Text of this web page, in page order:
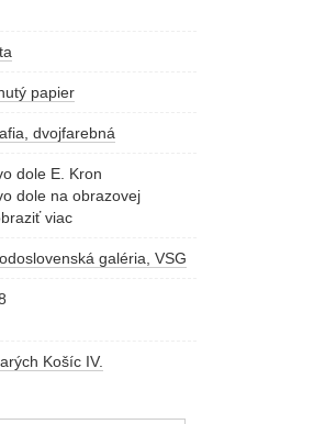
papier
dvojfarebná
dole E. Kron
dole na obrazovej
vyryté Kron J.
viac
galéria, VSG
Košíc IV.